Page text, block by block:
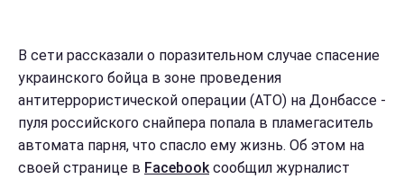
В сети рассказали о поразительном случае спасение
украинского бойца в зоне проведения
антитеррористической операции (АТО) на Донбассе -
пуля российского снайпера попала в пламегаситель
автомата парня, что спасло ему жизнь. Об этом на
своей странице в Facebookсообщил журналист